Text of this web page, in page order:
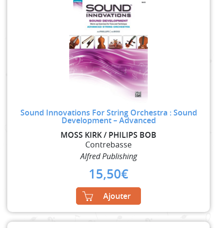
Sound Innovations For String Orchestra : Sound
Development – Advanced
MOSS KIRK / PHILIPS BOB
Contrebasse
Alfred Publishing
15,50€
Ajouter